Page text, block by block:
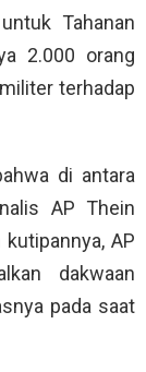
Tahanan
2.000 orang
terhadap
di antara
AP Thein
AP
dakwaan
pada saat